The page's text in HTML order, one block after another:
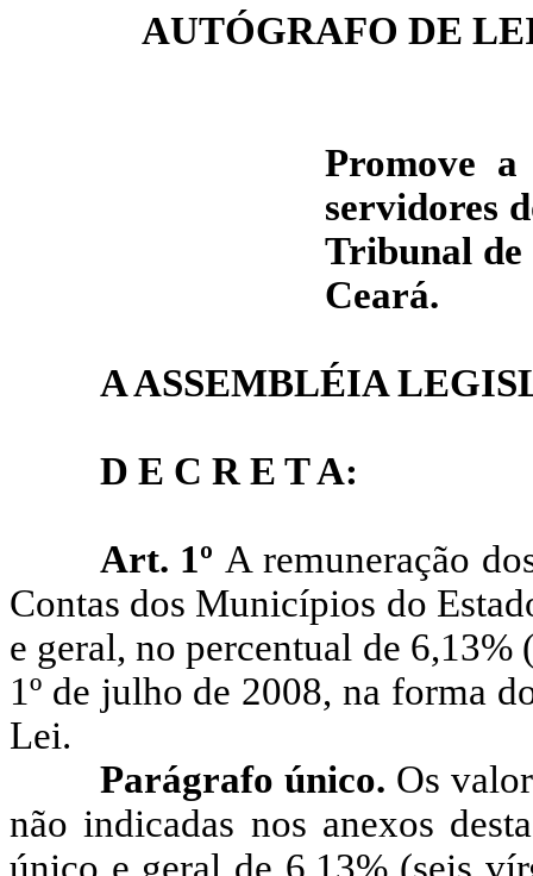
AUTÓGRAFO DE
Promove
servidores
Tribunal de
Ceará.
A ASSEMBLÉIA
D E C R E T A:
Art. 1º A remuneração
Contas dos Municípios do
e geral, no percentual de
1º de julho de 2008, na forma
Lei.
Parágrafo único. Os
não indicadas nos anexos